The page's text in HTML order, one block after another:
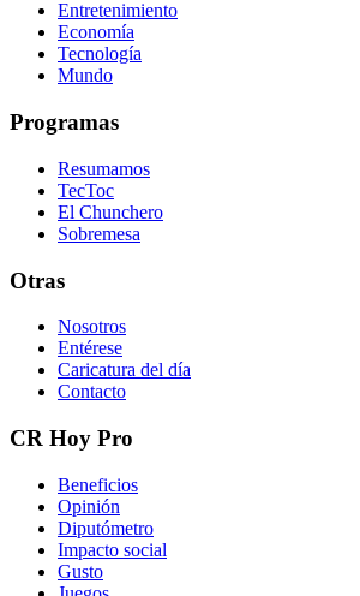
Entretenimiento
Economía
Tecnología
Mundo
Programas
Resumamos
TecToc
El Chunchero
Sobremesa
Otras
Nosotros
Entérese
Caricatura del día
Contacto
CR Hoy Pro
Beneficios
Opinión
Diputómetro
Impacto social
Gusto